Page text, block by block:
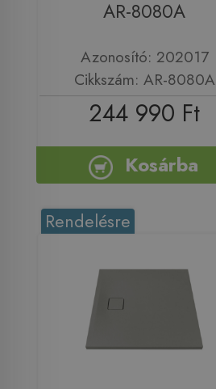
AR-8080A
Azonosító: 202017
Cikkszám: AR-8080A
244 990 Ft
Kosárba
Rendelésre